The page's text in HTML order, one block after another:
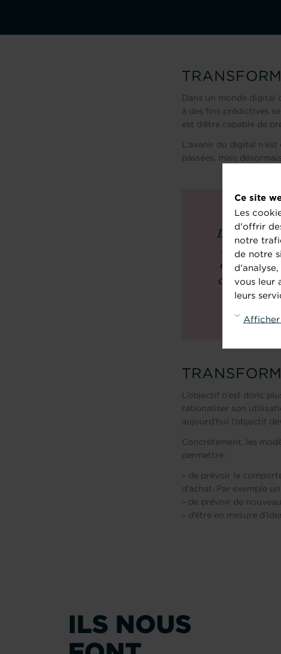
Ce site
Les
d'offrir
notre
de notre
vous leur
leurs
Dans un monde digital
à des fins prédictives
est d’être capable de
L’avenir du digital
passées, mais
L'objectif
Big Data
essence
cela la
ou
L’objectif n’est donc
rationaliser son
aujourd’hui l’objectif
Concrètement, les
permettre :
– de prévoir le
d’achat. Par exemple
– de prévoir de
– d’être en mesure
ILS NOUS